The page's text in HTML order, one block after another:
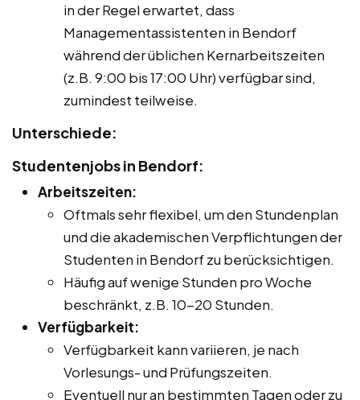
in der Regel erwartet, dass
Managementassistenten in Bendorf
während der üblichen Kernarbeitszeiten
(z.B. 9:00 bis 17:00 Uhr) verfügbar sind,
zumindest teilweise.
Unterschiede:
Studentenjobs in Bendorf:
Arbeitszeiten:
Oftmals sehr flexibel, um den Stundenplan
und die akademischen Verpflichtungen der
Studenten in Bendorf zu berücksichtigen.
Häufig auf wenige Stunden pro Woche
beschränkt, z.B. 10-20 Stunden.
Verfügbarkeit:
Verfügbarkeit kann variieren, je nach
Vorlesungs- und Prüfungszeiten.
Eventuell nur an bestimmten Tagen oder zu